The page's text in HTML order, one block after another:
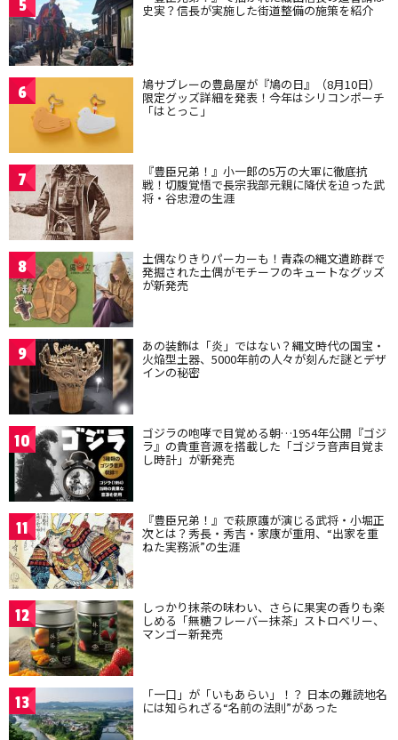
5 史実？信長が実施した街道整備の施策を紹介
6 鳩サブレーの豊島屋が『鳩の日』（8月10日）
限定グッズ詳細を発表！今年はシリコンポーチ
「はとっこ」
7 『豊臣兄弟！』小一郎の5万の大軍に徹底抗
戦！切腹覚悟で長宗我部元親に降伏を迫った武
将・谷忠澄の生涯
8 土偶なりきりパーカーも！青森の縄文遺跡群で
発掘された土偶がモチーフのキュートなグッズ
が新発売
9 あの装飾は「炎」ではない？縄文時代の国宝・
火焔型土器、5000年前の人々が刻んだ謎とデザ
インの秘密
10 ゴジラの咆哮で目覚める朝…1954年公開『ゴジ
ラ』の貴重音源を搭載した「ゴジラ音声目覚ま
し時計」が新発売
11 『豊臣兄弟！』で萩原護が演じる武将・小堀正
次とは？秀長・秀吉・家康が重用、“出家を重
ねた実務派”の生涯
12 しっかり抹茶の味わい、さらに果実の香りも楽
しめる「無糖フレーバー抹茶」ストロベリー、
マンゴー新発売
13 「一口」が「いもあらい」！？ 日本の難読地名
には知られざる“名前の法則”があった